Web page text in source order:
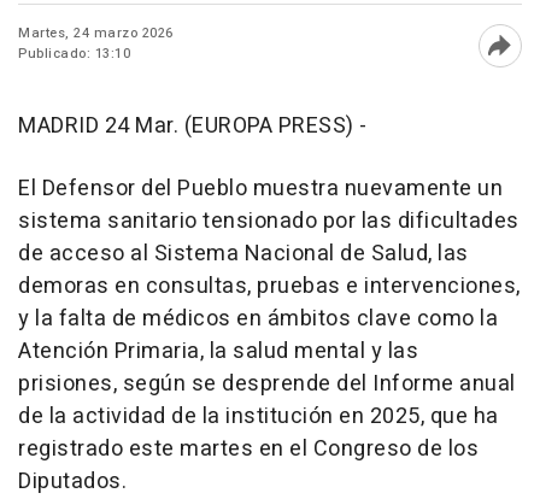
Martes, 24 marzo 2026
Publicado: 13:10
MADRID 24 Mar. (EUROPA PRESS) -
El Defensor del Pueblo muestra nuevamente un
sistema sanitario tensionado por las dificultades
de acceso al Sistema Nacional de Salud, las
demoras en consultas, pruebas e intervenciones,
y la falta de médicos en ámbitos clave como la
Atención Primaria, la salud mental y las
prisiones, según se desprende del Informe anual
de la actividad de la institución en 2025, que ha
registrado este martes en el Congreso de los
Diputados.